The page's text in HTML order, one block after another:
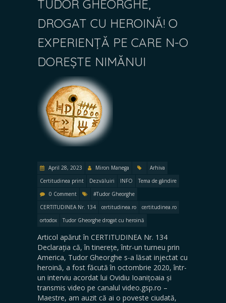
TUDOR GHEORGHE,
DROGAT CU HEROINĂ! O
EXPERIENȚĂ PE CARE N-O
DOREȘTE NIMĂNUI
April 28, 2023 Miron Manega
Arhiva
Certitudinea print
Dezvăluiri INFO
Tema de gândire
0 Comment
#Tudor Gheorghe
CERTITUDINEA Nr. 134
certitudinea.ro
certitudinea.ro
ortodox
Tudor Gheorghe drogat cu heroină
Articol apărut în CERTITUDINEA Nr. 134
Declarația că, în tinerețe, într-un turneu prin
America, Tudor Gheorghe s-a lăsat injectat cu
heroină, a fost făcută în octombrie 2020, într-
un interviu acordat lui Ovidiu Ioanițoaia și
transmis video pe canalul video.gsp.ro –
Maestre, am auzit că ai o poveste ciudată,